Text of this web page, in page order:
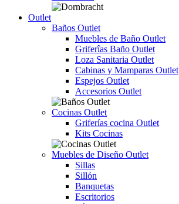
Outlet
Baños Outlet
Muebles de Baño Outlet
Griferîas Baño Outlet
Loza Sanitaria Outlet
Cabinas y Mamparas Outlet
Espejos Outlet
Accesorios Outlet
Cocinas Outlet
Griferías cocina Outlet
Kits Cocinas
Muebles de Diseño Outlet
Sillas
Sillón
Banquetas
Escritorios